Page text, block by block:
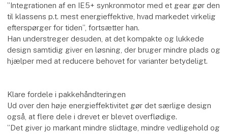
”Integrationen af en IE5+ synkronmotor med et gear gør den
til klassens p.t. mest energieffektive, hvad markedet virkelig
efterspørger for tiden”, fortsætter han.
Han understreger desuden, at det kompakte og lukkede
design samtidig giver en løsning, der bruger mindre plads og
hjælper med at reducere behovet for varianter betydeligt.
Klare fordele i pakkehåndteringen
Ud over den høje energieffektivitet gør det særlige design
også, at flere dele i drevet er blevet overflødige.
”Det giver jo markant mindre slidtage, mindre vedligehold og